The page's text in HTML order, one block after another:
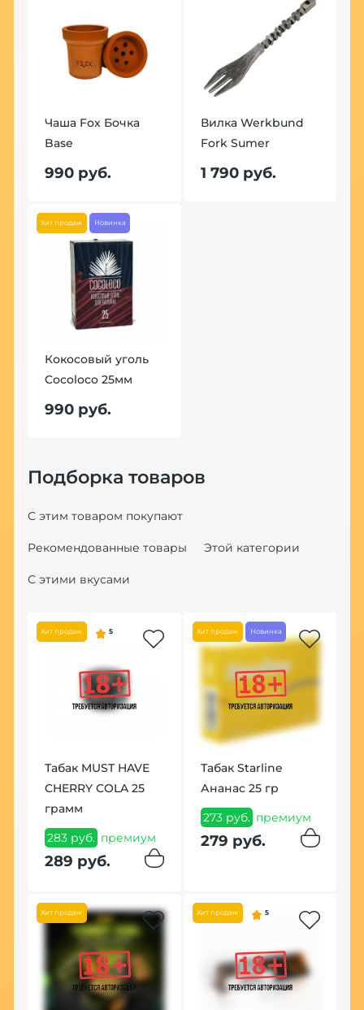
Чаша Fox Бочка
Base
990 руб.
Вилка Werkbund
Fork Sumer
1 790 руб.
Хит продаж Новинка
Кокосовый уголь
Cocoloco 25мм
990 руб.
Подборка товаров
С этим товаром покупают
Рекомендованные товары Этой категории
С этими вкусами
Хит продаж 5
Табак MUST HAVE
CHERRY COLA 25
грамм
283 руб. премиум
289 руб.
Хит продаж Новинка
Табак Starline
Ананас 25 гр
273 руб. премиум
279 руб.
Хит продаж Хит продаж 5